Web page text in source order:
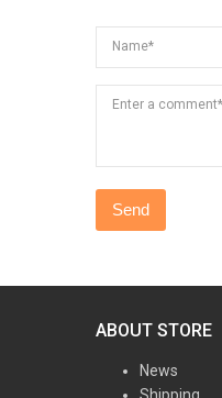
Name*
Enter a comment*
ABOUT STORE
News